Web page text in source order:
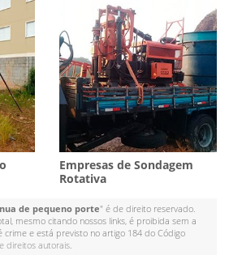
Empresas de Sondagem
Rotativa
de pequeno porte" é de direito reservado.
mesmo citando nossos links, é proibida sem a
crime e está previsto no artigo 184 do Código
direitos autorais.